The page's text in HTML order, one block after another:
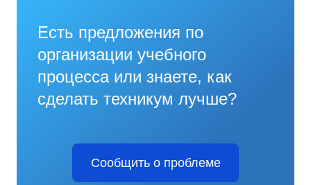
Есть предложения по
организации учебного
процесса или знаете, как
сделать техникум лучше?
Сообщить о проблеме